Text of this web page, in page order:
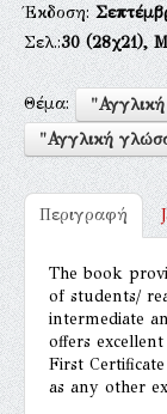
Έκδοση:
Σελ.:30(28χ21),
Θέμα:
"Αγγλική
Περιγραφή
The book
of students/
intermediate
offers
First
as any other